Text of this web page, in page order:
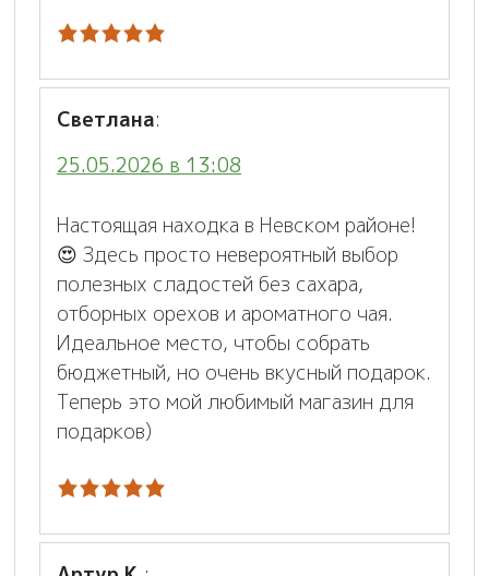
Светлана:
25.05.2026 в 13:08
Настоящая находка в Невском районе!
😍 Здесь просто невероятный выбор
полезных сладостей без сахара,
отборных орехов и ароматного чая.
Идеальное место, чтобы собрать
бюджетный, но очень вкусный подарок.
Теперь это мой любимый магазин для
подарков)